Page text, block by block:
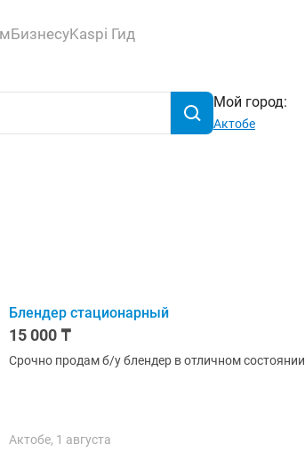
БизнесуKaspi Гид
Мой город:
Актобе
Блендер стационарный
15 000 ₸
Срочно продам б/у блендер в отличном состоянии
Актобе, 1 августа